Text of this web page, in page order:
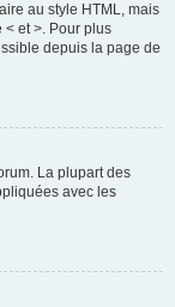
au style HTML, mais
< et >. Pour plus
depuis la page de
La plupart des
avec les